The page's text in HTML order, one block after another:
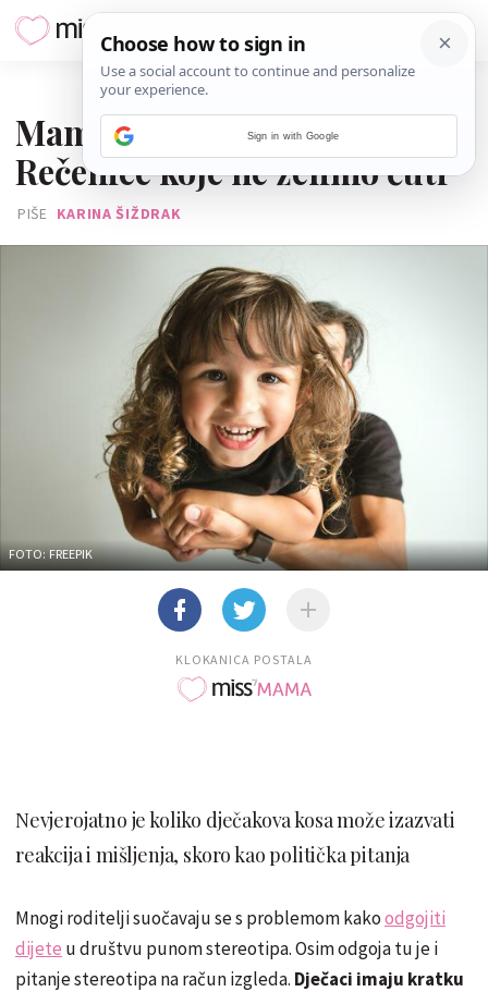
Mame dugokosih dječaka:
Rečenice koje ne želimo čuti
PIŠE KARINA ŠIŽDRAK
FOTO: FREEPIK
KLOKANICA POSTALA
Nevjerojatno je koliko dječakova kosa može izazvati
reakcija i mišljenja, skoro kao politička pitanja
Mnogi roditelji suočavaju se s problemom kakoodgojiti
dijete u društvu punom stereotipa. Osim odgoja tu je i
pitanje stereotipa na račun izgleda. Dječaci imaju kratku
Sign in with Google